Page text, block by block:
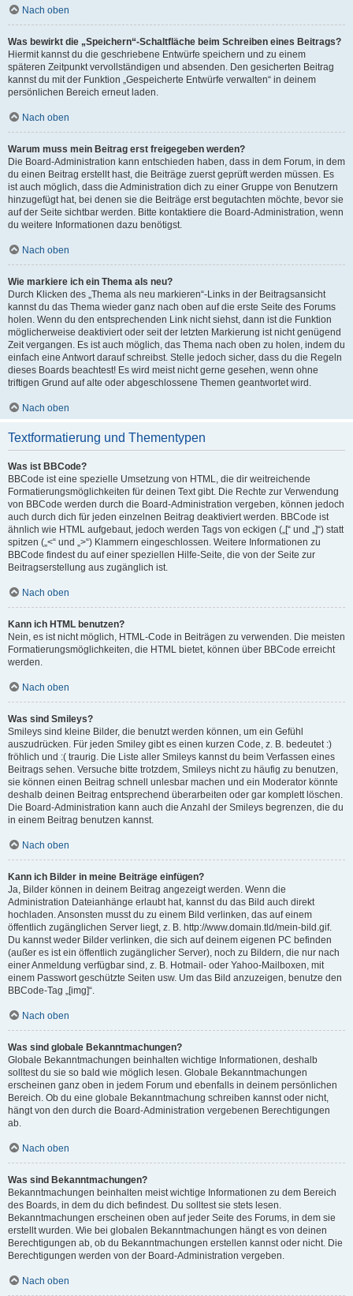
Nach oben
Was bewirkt die „Speichern“-Schaltfläche beim Schreiben eines Beitrags?
Hiermit kannst du die geschriebene Entwürfe speichern und zu einem
späteren Zeitpunkt vervollständigen und absenden. Den gesicherten Beitrag
kannst du mit der Funktion „Gespeicherte Entwürfe verwalten“ in deinem
persönlichen Bereich erneut laden.
Nach oben
Warum muss mein Beitrag erst freigegeben werden?
Die Board-Administration kann entschieden haben, dass in dem Forum, in dem
du einen Beitrag erstellt hast, die Beiträge zuerst geprüft werden müssen. Es
ist auch möglich, dass die Administration dich zu einer Gruppe von Benutzern
hinzugefügt hat, bei denen sie die Beiträge erst begutachten möchte, bevor sie
auf der Seite sichtbar werden. Bitte kontaktiere die Board-Administration, wenn
du weitere Informationen dazu benötigst.
Nach oben
Wie markiere ich ein Thema als neu?
Durch Klicken des „Thema als neu markieren“-Links in der Beitragsansicht
kannst du das Thema wieder ganz nach oben auf die erste Seite des Forums
holen. Wenn du den entsprechenden Link nicht siehst, dann ist die Funktion
möglicherweise deaktiviert oder seit der letzten Markierung ist nicht genügend
Zeit vergangen. Es ist auch möglich, das Thema nach oben zu holen, indem du
einfach eine Antwort darauf schreibst. Stelle jedoch sicher, dass du die Regeln
dieses Boards beachtest! Es wird meist nicht gerne gesehen, wenn ohne
triftigen Grund auf alte oder abgeschlossene Themen geantwortet wird.
Nach oben
Textformatierung und Thementypen
Was ist BBCode?
BBCode ist eine spezielle Umsetzung von HTML, die dir weitreichende
Formatierungsmöglichkeiten für deinen Text gibt. Die Rechte zur Verwendung
von BBCode werden durch die Board-Administration vergeben, können jedoch
auch durch dich für jeden einzelnen Beitrag deaktiviert werden. BBCode ist
ähnlich wie HTML aufgebaut, jedoch werden Tags von eckigen („[“ und „]“) statt
spitzen („<“ und „>“) Klammern eingeschlossen. Weitere Informationen zu
BBCode findest du auf einer speziellen Hilfe-Seite, die von der Seite zur
Beitragserstellung aus zugänglich ist.
Nach oben
Kann ich HTML benutzen?
Nein, es ist nicht möglich, HTML-Code in Beiträgen zu verwenden. Die meisten
Formatierungsmöglichkeiten, die HTML bietet, können über BBCode erreicht
werden.
Nach oben
Was sind Smileys?
Smileys sind kleine Bilder, die benutzt werden können, um ein Gefühl
auszudrücken. Für jeden Smiley gibt es einen kurzen Code, z. B. bedeutet :)
fröhlich und :( traurig. Die Liste aller Smileys kannst du beim Verfassen eines
Beitrags sehen. Versuche bitte trotzdem, Smileys nicht zu häufig zu benutzen,
sie können einen Beitrag schnell unlesbar machen und ein Moderator könnte
deshalb deinen Beitrag entsprechend überarbeiten oder gar komplett löschen.
Die Board-Administration kann auch die Anzahl der Smileys begrenzen, die du
in einem Beitrag benutzen kannst.
Nach oben
Kann ich Bilder in meine Beiträge einfügen?
Ja, Bilder können in deinem Beitrag angezeigt werden. Wenn die
Administration Dateianhänge erlaubt hat, kannst du das Bild auch direkt
hochladen. Ansonsten musst du zu einem Bild verlinken, das auf einem
öffentlich zugänglichen Server liegt, z. B. http://www.domain.tld/mein-bild.gif.
Du kannst weder Bilder verlinken, die sich auf deinem eigenen PC befinden
(außer es ist ein öffentlich zugänglicher Server), noch zu Bildern, die nur nach
einer Anmeldung verfügbar sind, z. B. Hotmail- oder Yahoo-Mailboxen, mit
einem Passwort geschützte Seiten usw. Um das Bild anzuzeigen, benutze den
BBCode-Tag „[img]“.
Nach oben
Was sind globale Bekanntmachungen?
Globale Bekanntmachungen beinhalten wichtige Informationen, deshalb
solltest du sie so bald wie möglich lesen. Globale Bekanntmachungen
erscheinen ganz oben in jedem Forum und ebenfalls in deinem persönlichen
Bereich. Ob du eine globale Bekanntmachung schreiben kannst oder nicht,
hängt von den durch die Board-Administration vergebenen Berechtigungen
ab.
Nach oben
Was sind Bekanntmachungen?
Bekanntmachungen beinhalten meist wichtige Informationen zu dem Bereich
des Boards, in dem du dich befindest. Du solltest sie stets lesen.
Bekanntmachungen erscheinen oben auf jeder Seite des Forums, in dem sie
erstellt wurden. Wie bei globalen Bekanntmachungen hängt es von deinen
Berechtigungen ab, ob du Bekanntmachungen erstellen kannst oder nicht. Die
Berechtigungen werden von der Board-Administration vergeben.
Nach oben